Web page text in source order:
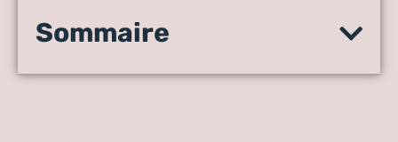
adolescent grâce à un
votre véhicule
Sommaire